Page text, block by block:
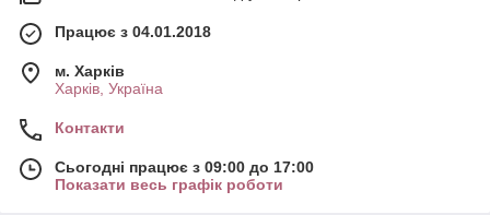
Працює з 04.01.2018
м. Харків
Харків, Україна
Контакти
Сьогодні працює з 09:00 до 17:00
Показати весь графік роботи